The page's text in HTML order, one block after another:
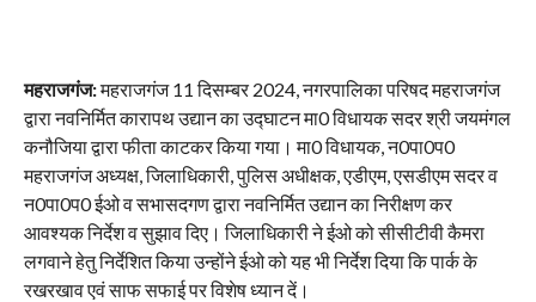
महराजगंज:महराजगंज 11 दिसम्बर 2024, नगरपालिका परिषद महराजगंज
द्वारा नवनिर्मित कारापथ उद्यान का उद्घाटन मा0 विधायक सदर श्री जयमंगल
कनौजिया द्वारा फीता काटकर किया गया। मा0 विधायक, न0पा0प0
महराजगंज अध्यक्ष, जिलाधिकारी, पुलिस अधीक्षक, एडीएम, एसडीएम सदर व
न0पा0प0 ईओ व सभासदगण द्वारा नवनिर्मित उद्यान का निरीक्षण कर
आवश्यक निर्देश व सुझाव दिए। जिलाधिकारी ने ईओ को सीसीटीवी कैमरा
लगवाने हेतु निर्देशित किया उन्होंने ईओ को यह भी निर्देश दिया कि पार्क के
रखरखाव एवं साफ सफाई पर विशेष ध्यान दें।